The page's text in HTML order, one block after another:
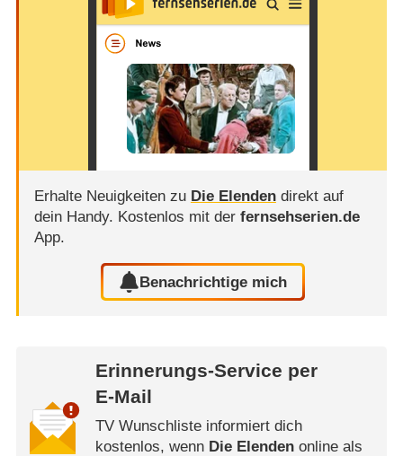
Erhalte Neuigkeiten zu Die Elendendirekt auf
dein Handy. Kostenlos mit der fernsehserien.de
App.
Benachrichtige mich
Erinnerungs-Service per
E-Mail
TV Wunschliste informiert dich
kostenlos, wenn Die Elendenonline als